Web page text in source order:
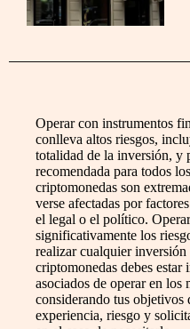
Operar con instrumentos
conlleva altos riesgos,
totalidad de la inversión, y
recomendada para todos
criptomonedas son
verse afectadas por
el legal o el político.
significativamente los
realizar cualquier
criptomonedas debes estar
asociados de operar en los
considerando tus
experiencia, riesgo y